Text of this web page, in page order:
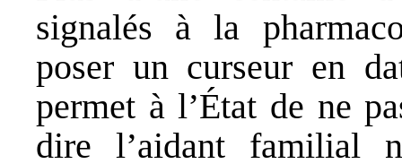
signalés à la
poser un curseur en
permet à l’État de ne
dire l’aidant familial